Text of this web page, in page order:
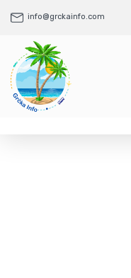
info@grckainfo.com